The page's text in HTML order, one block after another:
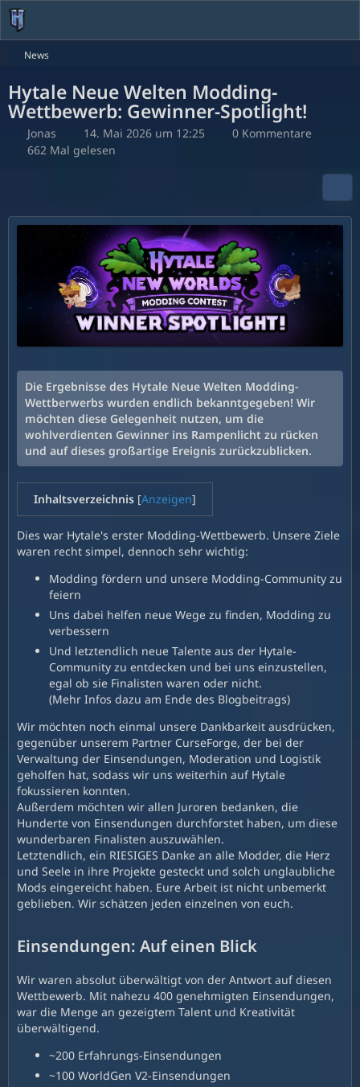
News
Hytale Neue Welten Modding-
Wettbewerb: Gewinner-Spotlight!
Jonas 14. Mai 2026 um 12:25
0 Kommentare
662 Mal gelesen
Die Ergebnisse des Hytale Neue Welten Modding-
Wettberwerbs wurden endlich bekanntgegeben! Wir
möchten diese Gelegenheit nutzen, um die
wohlverdienten Gewinner ins Rampenlicht zu rücken
und auf dieses großartige Ereignis zurückzublicken.
Inhaltsverzeichnis [Anzeigen]
Dies war Hytale's erster Modding-Wettbewerb. Unsere Ziele
waren recht simpel, dennoch sehr wichtig:
Modding fördern und unsere Modding-Community zu
feiern
Uns dabei helfen neue Wege zu finden, Modding zu
verbessern
Und letztendlich neue Talente aus der Hytale-
Community zu entdecken und bei uns einzustellen,
egal ob sie Finalisten waren oder nicht.
(Mehr Infos dazu am Ende des Blogbeitrags)
Wir möchten noch einmal unsere Dankbarkeit ausdrücken,
gegenüber unserem Partner CurseForge, der bei der
Verwaltung der Einsendungen, Moderation und Logistik
geholfen hat, sodass wir uns weiterhin auf Hytale
fokussieren konnten.
Außerdem möchten wir allen Juroren bedanken, die
Hunderte von Einsendungen durchforstet haben, um diese
wunderbaren Finalisten auszuwählen.
Letztendlich, ein RIESIGES Danke an alle Modder, die Herz
und Seele in ihre Projekte gesteckt und solch unglaubliche
Mods eingereicht haben. Eure Arbeit ist nicht unbemerkt
geblieben. Wir schätzen jeden einzelnen von euch.
Einsendungen: Auf einen Blick
Wir waren absolut überwältigt von der Antwort auf diesen
Wettbewerb. Mit nahezu 400 genehmigten Einsendungen,
war die Menge an gezeigtem Talent und Kreativität
überwältigend.
~200 Erfahrungs-Einsendungen
~100 WorldGen V2-Einsendungen